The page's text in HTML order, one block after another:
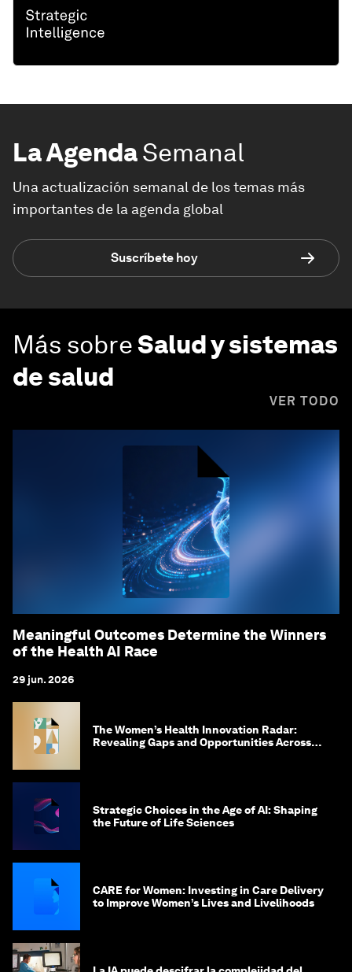
La AgendaSemanal
Una actualización semanal de los temas más
importantes de la agenda global
Suscríbete hoy
Más sobreSalud y sistemas
de salud
VER TODO
Meaningful Outcomes Determine the Winners
of the Health AI Race
29 jun. 2026
The Women’s Health Innovation Radar:
Revealing Gaps and Opportunities Across
Strategic Choices in the Age of AI: Shaping
the Future of Life Sciences
CARE for Women: Investing in Care Delivery
to Improve Women’s Lives and Livelihoods